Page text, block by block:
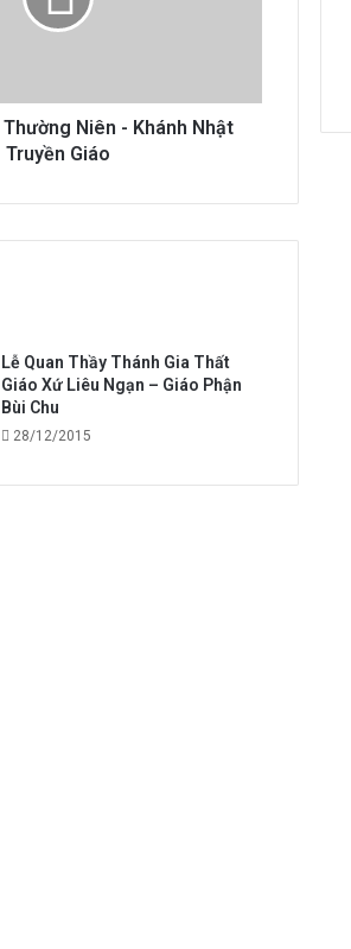
họ Di Trạch mừng lễ Quan thầy
Niên - Khánh Nhật
Truyền Giáo
Lễ Quan Thầy Thánh Gia Thất
Giáo Xứ Liêu Ngạn – Giáo Phận
Bùi Chu
28/12/2015